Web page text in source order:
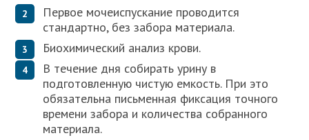
Первое мочеиспускание проводится
стандартно, без забора материала.
Биохимический анализ крови.
В течение дня собирать урину в
подготовленную чистую емкость. При это
обязательна письменная фиксация точного
времени забора и количества собранного
материала.